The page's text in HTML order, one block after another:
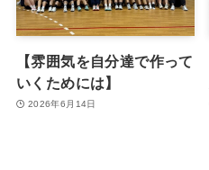
【雰囲気を自分達で作って
いくためには】
2026年6月14日